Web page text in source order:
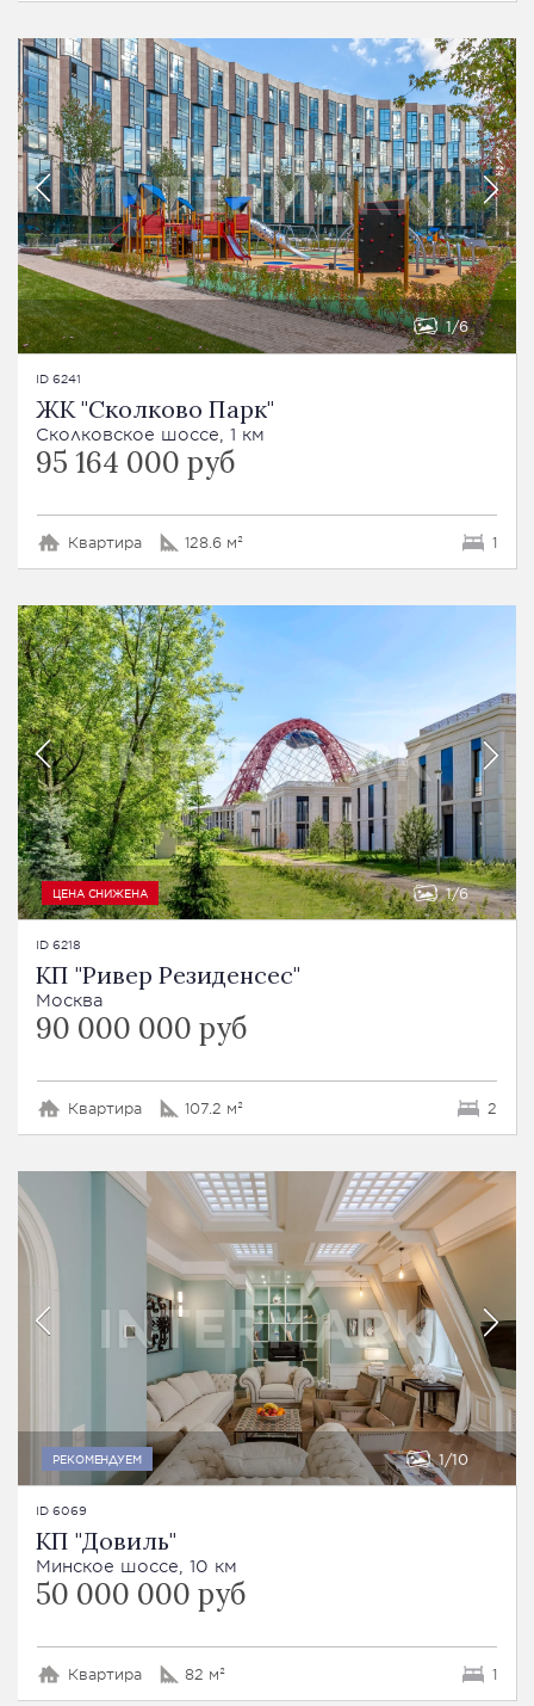
1 6
ID 6241
ЖК "Сколково Парк"
Сколковское шоссе, 1 км
95 164 000 руб
Квартира 128.6 м² 1
ЦЕНА СНИЖЕНА 1 6
ID 6218
КП "Ривер Резиденсес"
Москва
90 000 000 руб
Квартира 107.2 м² 2
РЕКОМЕНДУЕМ 1 10
ID 6069
КП "Довиль"
Минское шоссе, 10 км
50 000 000 руб
Квартира 82 м² 1